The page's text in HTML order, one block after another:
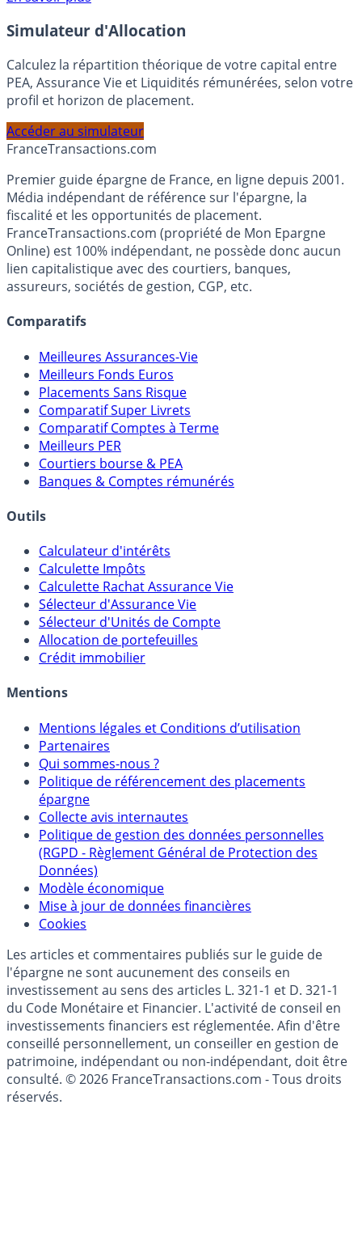
En savoir plus
Simulateur d'Allocation
Calculez la répartition théorique de votre capital entre
PEA, Assurance Vie et Liquidités rémunérées, selon votre
profil et horizon de placement.
Accéder au simulateur
FranceTransactions.com
Premier guide épargne de France, en ligne depuis 2001.
Média indépendant de référence sur l'épargne, la
fiscalité et les opportunités de placement.
FranceTransactions.com (propriété de Mon Epargne
Online) est 100% indépendant, ne possède donc aucun
lien capitalistique avec des courtiers, banques,
Meilleures Assurances-Vie
Meilleurs Fonds Euros
Placements Sans Risque
Comparatif Super Livrets
Comparatif Comptes à Terme
Meilleurs PER
Courtiers bourse & PEA
Calculateur d'intérêts
Calculette Impôts
Calculette Rachat Assurance Vie
Sélecteur d'Assurance Vie
Sélecteur d'Unités de Compte
Allocation de portefeuilles
Mentions légales et Conditions d’utilisation
Partenaires
Qui sommes-nous ?
Politique de référencement des placements
épargne
Collecte avis internautes
Politique de gestion des données personnelles
(RGPD - Règlement Général de Protection des
Données)
Modèle économique
Mise à jour de données financières
Cookies
Les articles et commentaires publiés sur le guide de
l'épargne ne sont aucunement des conseils en
investissement au sens des articles L. 321-1 et D. 321-1
du Code Monétaire et Financier. L'activité de conseil en
investissements financiers est réglementée. Afin d'être
conseillé personnellement, un conseiller en gestion de
patrimoine, indépendant ou non-indépendant, doit être
consulté. © 2026 FranceTransactions.com - Tous droits